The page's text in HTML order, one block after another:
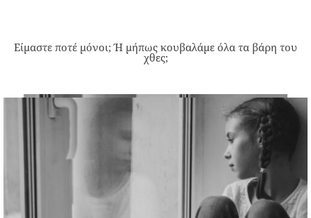
Είμαστε ποτέ μόνοι; Ή μήπως κουβαλάμε όλα τα βάρη του
χθες;